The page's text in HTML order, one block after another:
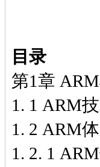
目录
第1章
1. 1 ARM
1. 2 ARM
1. 2. 1